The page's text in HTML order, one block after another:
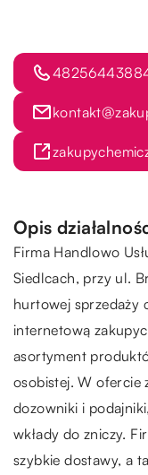
Opis
Firma Handlowo
Siedlcach, przy ul.
hurtowej sprzedaży
internetową
asortyment
osobistej. W ofercie
dozowniki i
wkłady do zniczy.
szybkie dostawy, a